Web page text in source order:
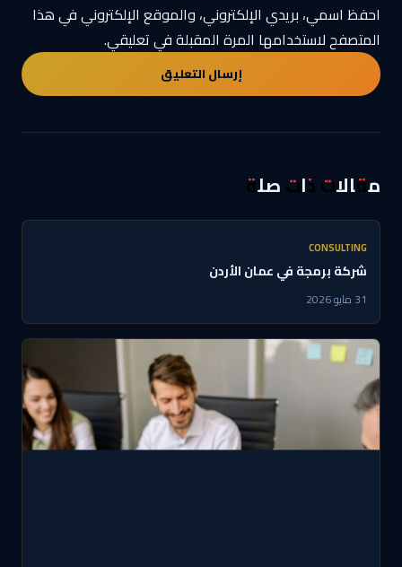
احفظ اسمي، بريدي الإلكتروني، والموقع الإلكتروني في هذا
المتصفح لاستخدامها المرة المقبلة في تعليقي.
مقالات ذات صلة
CONSULTING
شركة برمجة في عمان الأردن
31 مايو 2026